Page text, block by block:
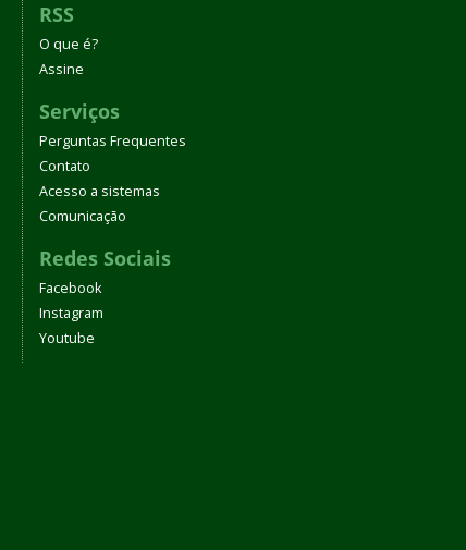
RSS
O que é?
Assine
Serviços
Perguntas Frequentes
Contato
Acesso a sistemas
Comunicação
Redes Sociais
Facebook
Instagram
Youtube